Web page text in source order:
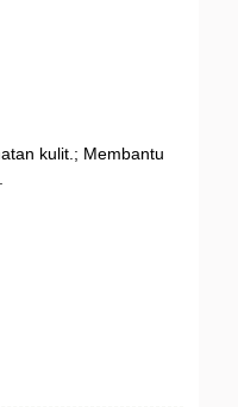
kulit.; Membantu